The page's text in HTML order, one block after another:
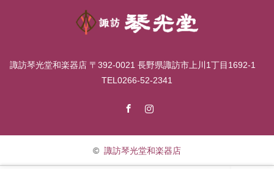
諏訪琴光堂和楽器店 〒392-0021 長野県諏訪市上川1丁目1692-1
TEL0266-52-2341
© 諏訪琴光堂和楽器店